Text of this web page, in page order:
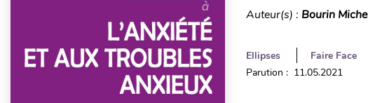
Auteur(s) : Bourin
Ellipses
Faire Face
Parution : 11.05.2021